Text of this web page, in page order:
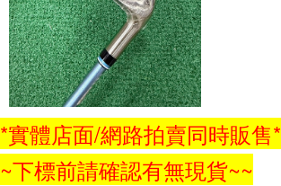
*實體店面/網路拍賣同時販售*
~下標前請確認有無現貨~~